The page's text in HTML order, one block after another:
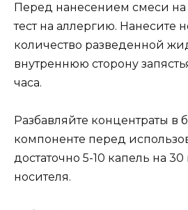
Перед нанесением смеси
тест на аллергию. Нанесите
количество разведенной
внутреннюю сторону
часа.
Разбавляйте концентраты в
компоненте перед
достаточно 5-10 капель на
носителя.